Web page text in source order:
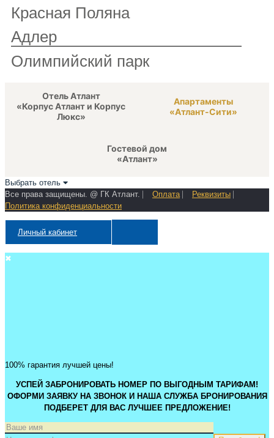
Красная Поляна
Адлер
Олимпийский парк
Отель Атлант
«Корпус Атлант и Корпус
Люкс»
Апартаменты
«Атлант-Сити»
Гостевой дом
«Атлант»
Выбрать отель
Все права защищены. @ ГК Атлант. ⎸ Оплата⎸ Реквизиты
Политика конфиденциальности
Личный кабинет
✖
100% гарантия лучшей цены!
УСПЕЙ ЗАБРОНИРОВАТЬ НОМЕР ПО ВЫГОДНЫМ ТАРИФАМ!
ОФОРМИ ЗАЯВКУ НА ЗВОНОК И НАША СЛУЖБА БРОНИРОВАНИЯ
ПОДБЕРЕТ ДЛЯ ВАС ЛУЧШЕЕ ПРЕДЛОЖЕНИЕ!